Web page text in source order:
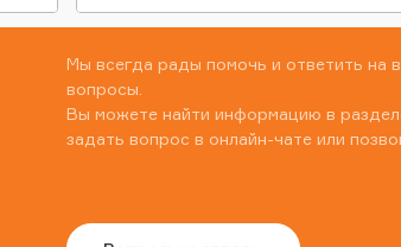
Мы всегда рады помочь и ответить на
вопросы.
Вы можете найти информацию в
задать вопрос в онлайн-чате или